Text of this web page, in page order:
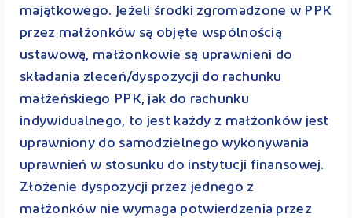
majątkowego. Jeżeli środki zgromadzone w PPK
przez małżonków są objęte wspólnością
ustawową, małżonkowie są uprawnieni do
składania zleceń/dyspozycji do rachunku
małżeńskiego PPK, jak do rachunku
indywidualnego, to jest każdy z małżonków jest
uprawniony do samodzielnego wykonywania
uprawnień w stosunku do instytucji finansowej.
Złożenie dyspozycji przez jednego z
małżonków nie wymaga potwierdzenia przez